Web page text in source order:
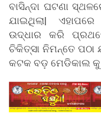
ବାସିନ୍ଦା ଘଟଣା
ଯାଇଥିଲା| ଏହାପରେ
ଉଦ୍ଧାର କରି
ଚିକିତ୍ସା ନିମନ୍ତେ ପଠା
କଟକ ବଡ଼ ମେଡିକାଲ କୁ